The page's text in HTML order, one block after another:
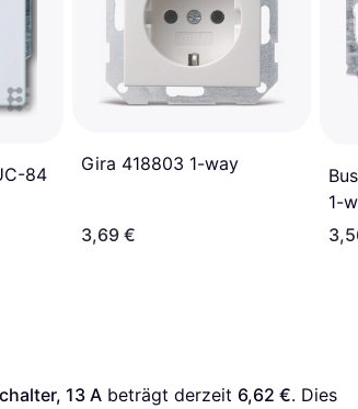
84
Gira 418803 1-way
3,69 €
1-
13 A beträgt derzeit 6,62 €. Dies